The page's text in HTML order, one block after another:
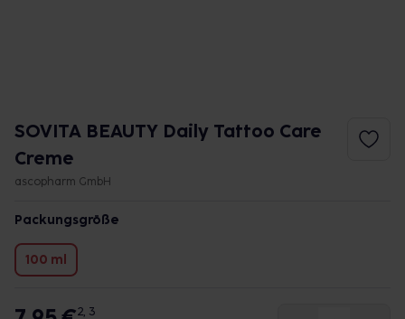
SOVITA BEAUTY Daily Tattoo Care
Creme
ascopharm GmbH
Packungsgröße
100 ml
2, 3